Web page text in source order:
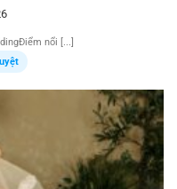
nổi [...]